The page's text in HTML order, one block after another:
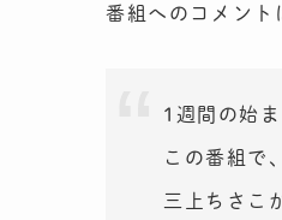
番組へのコメント
1週間の始
この番組で
三上ちさこ